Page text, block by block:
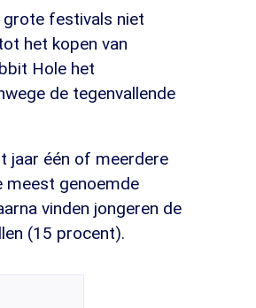
grote festivals niet
het kopen van
Hole het
de tegenvallende
jaar één of meerdere
meest genoemde
vinden jongeren de
(15 procent).